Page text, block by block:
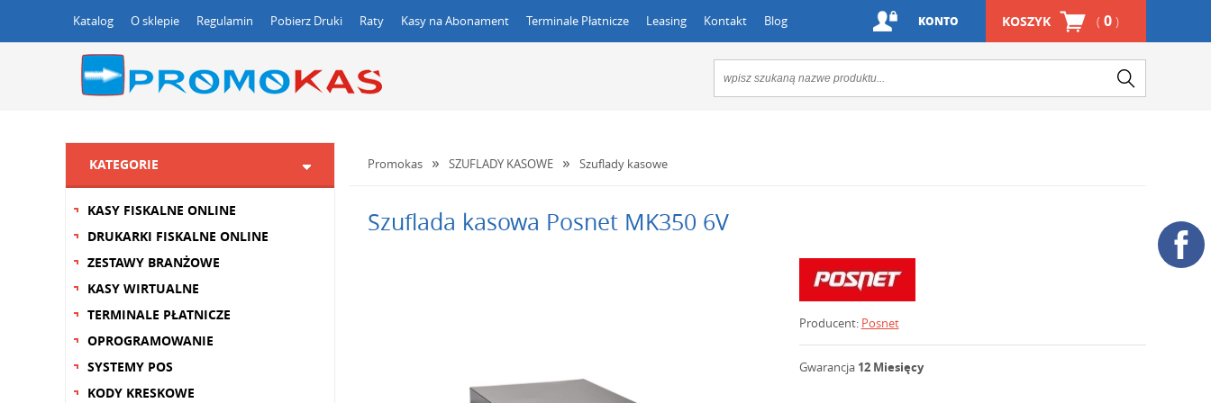
Katalog O sklepie Regulamin Pobierz Druki Raty Kasy na Abonament Terminale Płatnicze Leasing Kontakt Blog KOSZYK ( 0 )
KONTO
KATEGORIE
KASY FISKALNE ONLINE
DRUKARKI FISKALNE ONLINE
ZESTAWY BRANŻOWE
KASY WIRTUALNE
TERMINALE PŁATNICZE
OPROGRAMOWANIE
SYSTEMY POS
KODY KRESKOWE
Promokas SZUFLADY KASOWE Szuflady kasowe
Szuflada kasowa Posnet MK350 6V
Producent: Posnet
Gwarancja 12 Miesięcy